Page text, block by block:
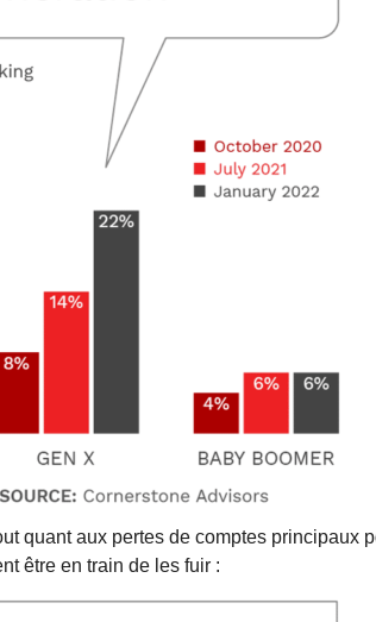
quant aux pertes de comptes principaux
être en train de les fuir :